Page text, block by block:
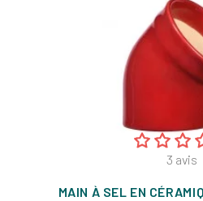
3 avis
MAIN À SEL EN